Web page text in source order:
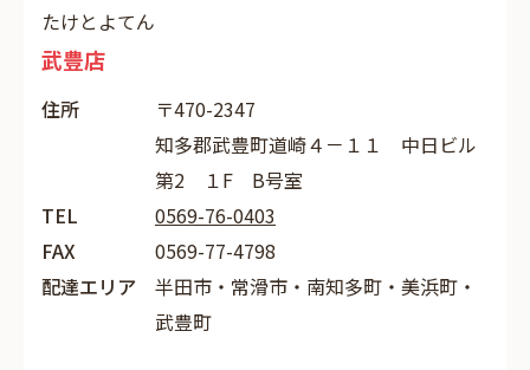
たけとよてん
武豊店
住所
〒470-2347
知多郡武豊町道崎４－１１ 中日ビル
第2 １F B号室
TEL
0569-76-0403
FAX
0569-77-4798
配達エリア
半田市・常滑市・南知多町・美浜町・
武豊町